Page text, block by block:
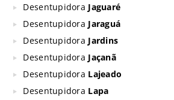
Desentupidora Jaguaré
Desentupidora Jaraguá
Desentupidora Jardins
Desentupidora Jaçanã
Desentupidora Lajeado
Desentupidora Lapa